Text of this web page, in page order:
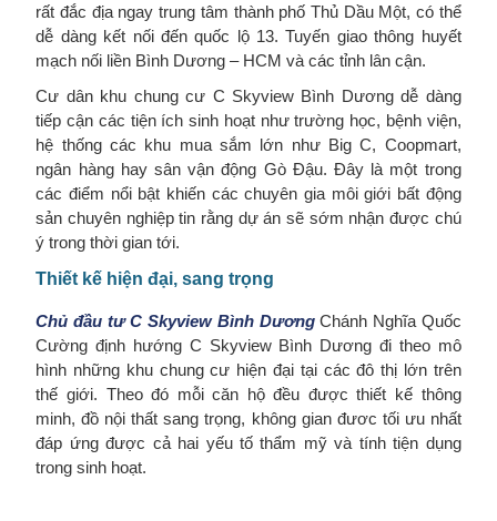
rất đắc địa ngay trung tâm thành phố Thủ Dầu Một, có thể
dễ dàng kết nối đến quốc lộ 13. Tuyến giao thông huyết
mạch nối liền Bình Dương – HCM và các tỉnh lân cận.
Cư dân khu chung cư C Skyview Bình Dương dễ dàng
tiếp cận các tiện ích sinh hoạt như trường học, bệnh viện,
hệ thống các khu mua sắm lớn như Big C, Coopmart,
ngân hàng hay sân vận động Gò Đậu. Đây là một trong
các điểm nổi bật khiến các chuyên gia môi giới bất động
sản chuyên nghiệp tin rằng dự án sẽ sớm nhận được chú
ý trong thời gian tới.
Thiết kế hiện đại, sang trọng
Chủ đầu tư C Skyview Bình Dương Chánh Nghĩa Quốc
Cường định hướng C Skyview Bình Dương đi theo mô
hình những khu chung cư hiện đại tại các đô thị lớn trên
thế giới. Theo đó mỗi căn hộ đều được thiết kế thông
minh, đồ nội thất sang trọng, không gian đươc tối ưu nhất
đáp ứng được cả hai yếu tố thẩm mỹ và tính tiện dụng
trong sinh hoạt.